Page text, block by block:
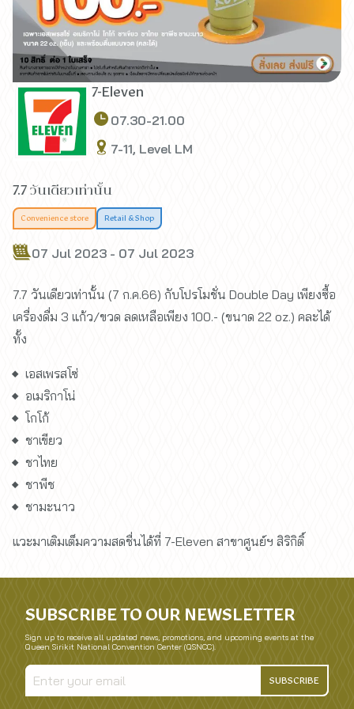
7-Eleven
07.30-21.00
7-11, Level LM
7.7 วันเดียวเท่านั้น
Convenience store Retail & Shop
07 Jul 2023 - 07 Jul 2023
7.7 วันเดียวเท่านั้น (7 ก.ค.66) กับโปรโมชั่น Double Day เพียงซื้อ
เครื่องดื่ม 3 แก้ว/ขวด ลดเหลือเพียง 100.- (ขนาด 22 oz.) คละได้
ทั้ง
เอสเพรสโซ่
อเมริกาโน่
โกโก้
ชาเขียว
ชาไทย
ชาพีช
ชามะนาว
แวะมาเติมเต็มความสดชื่นได้ที่ 7-Eleven สาขาศูนย์ฯ สิริกิติ์
SUBSCRIBE TO OUR NEWSLETTER
Sign up to receive all updated news, promotions, and upcoming events at the
Queen Sirikit National Convention Center (QSNCC).
SUBSCRIBE